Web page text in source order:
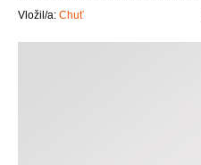
Vložil/a: Chuť